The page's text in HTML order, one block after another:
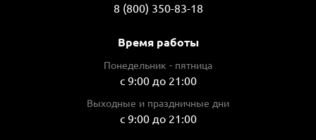
8 (800) 350-83-18
Время работы
Понедельник - пятница
с 9:00 до 21:00
Выходные и праздничные дни
с 9:00 до 21:00